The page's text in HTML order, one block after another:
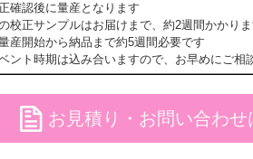
確認後に量産となります
校正サンプルはお届けまで、約2週間かかり
産開始から納品まで約5週間必要です
ント時期は込み合いますので、お早めにご相
file お見積り・お問い合わせ